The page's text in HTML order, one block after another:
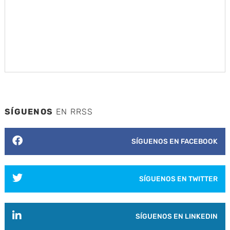
SÍGUENOS EN RRSS
SÍGUENOS EN FACEBOOK
SÍGUENOS EN TWITTER
SÍGUENOS EN LINKEDIN